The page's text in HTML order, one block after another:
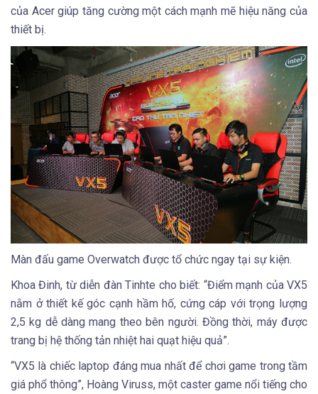
của Acer giúp tăng cường một cách mạnh mẽ hiệu năng của
thiết bị.
Màn đấu game Overwatch được tổ chức ngay tại sự kiện.
Khoa Đinh, từ diễn đàn Tinhte cho biết: “Điểm mạnh của VX5
nằm ở thiết kế góc cạnh hầm hố, cứng cáp với trọng lượng
2,5 kg dễ dàng mang theo bên người. Đồng thời, máy được
trang bị hệ thống tản nhiệt hai quạt hiệu quả”.
“VX5 là chiếc laptop đáng mua nhất để chơi game trong tầm
giá phổ thông”, Hoàng Viruss, một caster game nổi tiếng cho